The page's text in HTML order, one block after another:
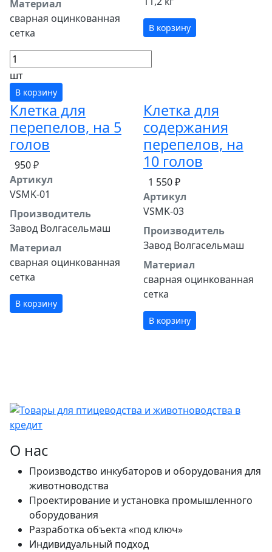
Материал
сварная оцинкованная
сетка
шт
В корзину
В корзину
Клетка для
перепелов, на 5
голов
950 ₽
Артикул
VSMK-01
Производитель
Завод Волгасельмаш
Материал
сварная оцинкованная
сетка
В корзину
Клетка для
содержания
перепелов, на
10 голов
1 550 ₽
Артикул
VSMK-03
Производитель
Завод Волгасельмаш
Материал
сварная оцинкованная
сетка
В корзину
О нас
Производство инкубаторов и оборудования для
животноводства
Проектирование и установка промышленного
оборудования
Разработка объекта «под ключ»
Индивидуальный подход